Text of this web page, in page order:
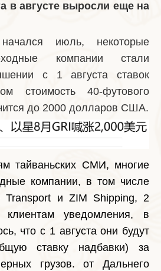
в августе выросли еще на
июль, некоторые
компании стали
с 1 августа ставок
стоимость 40-футового
до 2000 долларов США.
тайваньских СМИ, многие
компании, в том числе
Transport и ZIM Shipping, 2
уведомления, в
что с 1 августа они будут
ставку надбавки) за
грузов. от Дальнего